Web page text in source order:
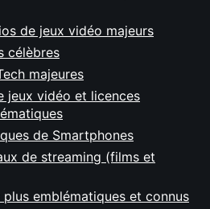
de jeux vidéo majeurs
célèbres
majeures
jeux vidéo et licences
de Smartphones
de streaming (films et
plus emblématiques et connus